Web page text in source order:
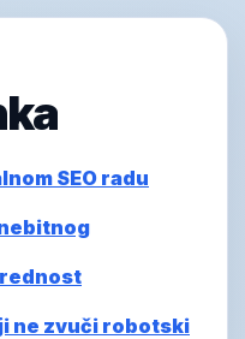
SEO radu
ne zvuči robotski